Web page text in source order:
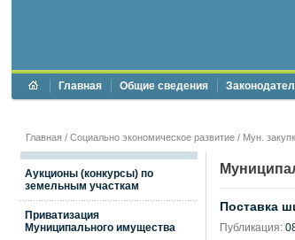
Главная Общие сведения
Главная / Социально экономическое развитие / Мун.
Аукционы (конкурсы) по
земельным участкам
Приватизация
Муниципального имущества
Поставка
Публикация: